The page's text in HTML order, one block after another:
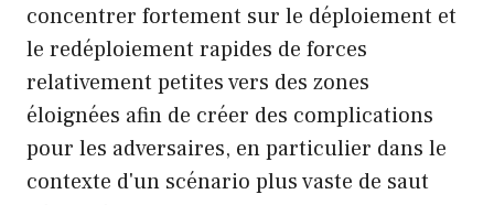
concentrer fortement sur le déploiement et
le redéploiement rapides de forces
relativement petites vers des zones
éloignées afin de créer des complications
pour les adversaires, en particulier dans le
contexte d'un scénario plus vaste de saut